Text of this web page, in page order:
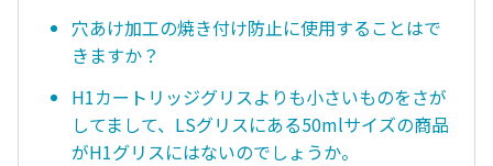
穴あけ加工の焼き付け防止に使用することはで
きますか？
H1カートリッジグリスよりも小さいものをさが
してまして、LSグリスにある50mlサイズの商品
がH1グリスにはないのでしょうか。